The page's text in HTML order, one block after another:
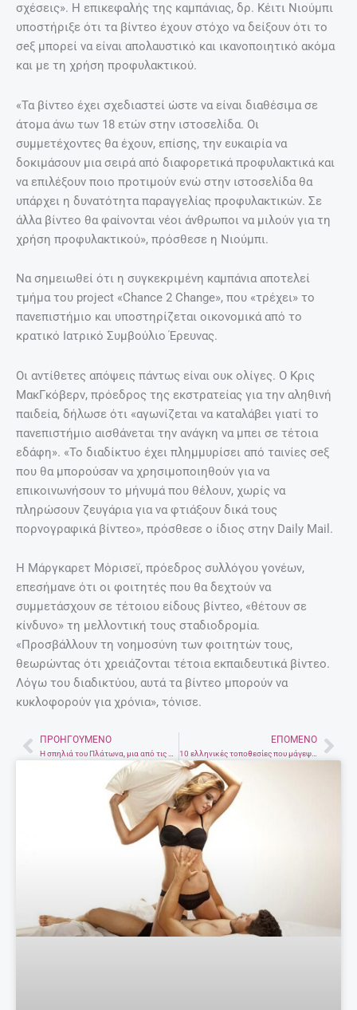
σχέσεις». Η επικεφαλής της καμπάνιας, δρ. Κέιτι Νιούμπι
υποστήριξε ότι τα βίντεο έχουν στόχο να δείξουν ότι το
σeξ μπορεί να είναι απολαυστικό και ικανοποιητικό ακόμα
και με τη χρήση προφυλακτικού.
«Τα βίντεο έχει σχεδιαστεί ώστε να είναι διαθέσιμα σε
άτομα άνω των 18 ετών στην ιστοσελίδα. Οι
συμμετέχοντες θα έχουν, επίσης, την ευκαιρία να
δοκιμάσουν μια σειρά από διαφορετικά προφυλακτικά και
να επιλέξουν ποιο προτιμούν ενώ στην ιστοσελίδα θα
υπάρχει η δυνατότητα παραγγελίας προφυλακτικών. Σε
άλλα βίντεο θα φαίνονται νέοι άνθρωποι να μιλούν για τη
χρήση προφυλακτικού», πρόσθεσε η Νιούμπι.
Να σημειωθεί ότι η συγκεκριμένη καμπάνια αποτελεί
τμήμα του project «Chance 2 Change», που «τρέχει» το
πανεπιστήμιο και υποστηρίζεται οικονομικά από το
κρατικό Ιατρικό Συμβούλιο Έρευνας.
Οι αντίθετες απόψεις πάντως είναι ουκ ολίγες. Ο Κρις
ΜακΓκόβερν, πρόεδρος της εκστρατείας για την αληθινή
παιδεία, δήλωσε ότι «αγωνίζεται να καταλάβει γιατί το
πανεπιστήμιο αισθάνεται την ανάγκη να μπει σε τέτοια
εδάφη». «Το διαδίκτυο έχει πλημμυρίσει από ταινίες σeξ
που θα μπορούσαν να χρησιμοποιηθούν για να
επικοινωνήσουν το μήνυμά που θέλουν, χωρίς να
πληρώσουν ζευγάρια για να φτιάξουν δικά τους
πορνογραφικά βίντεο», πρόσθεσε ο ίδιος στην Daily Mail.
Η Μάργκαρετ Μόρισεϊ, πρόεδρος συλλόγου γονέων,
επεσήμανε ότι οι φοιτητές που θα δεχτούν να
συμμετάσχουν σε τέτοιου είδους βίντεο, «θέτουν σε
κίνδυνο» τη μελλοντική τους σταδιοδρομία.
«Προσβάλλουν τη νοημοσύνη των φοιτητών τους,
θεωρώντας ότι χρειάζονται τέτοια εκπαιδευτικά βίντεο.
Λόγω του διαδικτύου, αυτά τα βίντεο μπορούν να
κυκλοφορούν για χρόνια», τόνισε.
Prev
ΠΡΟΗΓΟΎΜΕΝΟ ΕΠΌΜΕΝΟ
10 ελληνικές τοποθεσίες που μάγεψαν το Χόλιγουντ